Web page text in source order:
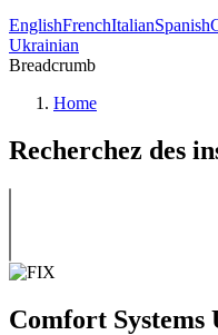
EnglishFrenchItalianSpanish
Ukrainian
Breadcrumb
Home
Recherchez des
Comfort Systems